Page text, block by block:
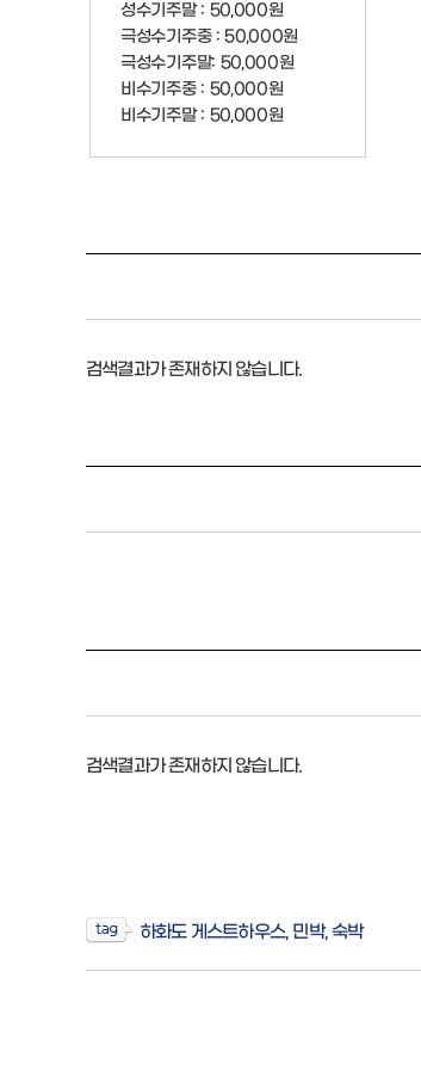
성수기주말 : 50,000원
극성수기주중 : 50,000원
극성수기주말: 50,000원
비수기주중 : 50,000원
비수기주말 : 50,000원
검색결과가 존재하지 않습니다.
검색결과가 존재하지 않습니다.
하화도 게스트하우스, 민박,숙박